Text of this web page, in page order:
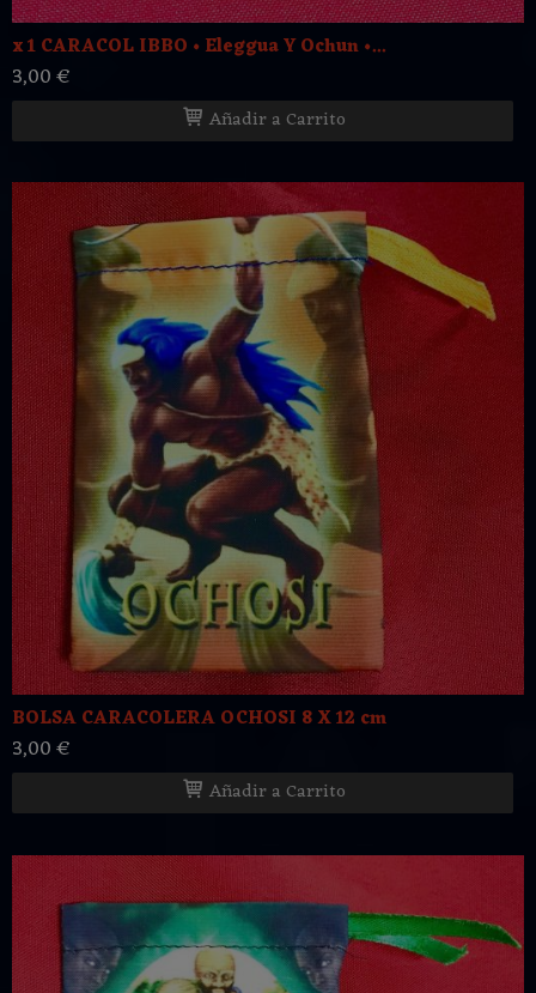
x 1 CARACOL IBBO • Eleggua Y Ochun •...
3,00 €
Añadir a Carrito
BOLSA CARACOLERA OCHOSI 8 X 12 cm
3,00 €
Añadir a Carrito